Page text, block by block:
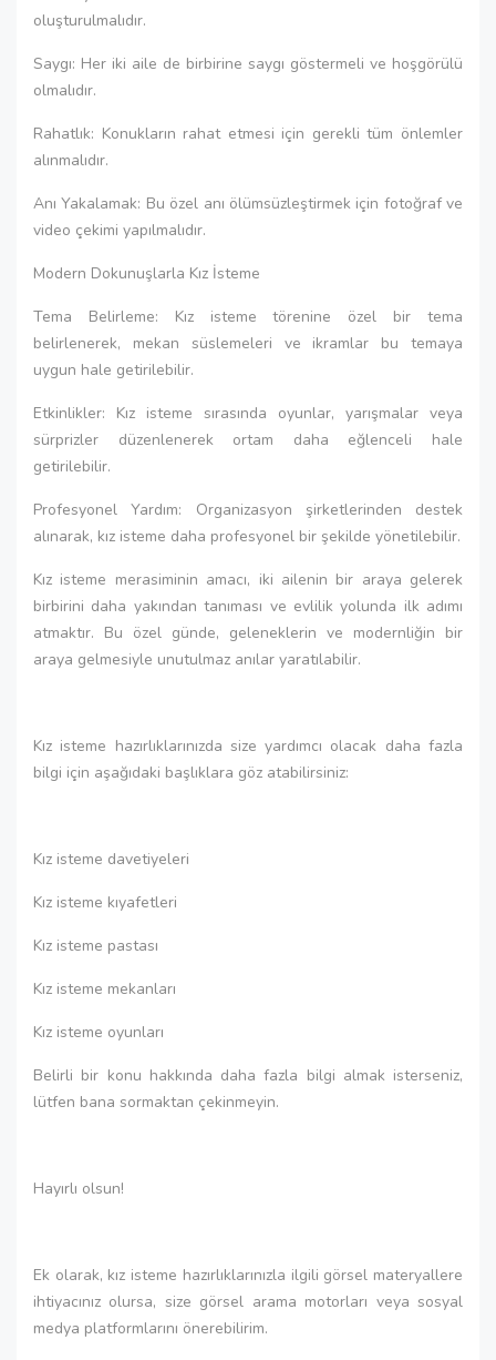
oluşturulmalıdır.
Saygı: Her iki aile de birbirine saygı göstermeli ve hoşgörülü
olmalıdır.
Rahatlık: Konukların rahat etmesi için gerekli tüm önlemler
alınmalıdır.
Anı Yakalamak: Bu özel anı ölümsüzleştirmek için fotoğraf ve
video çekimi yapılmalıdır.
Modern Dokunuşlarla Kız İsteme
Tema Belirleme: Kız isteme törenine özel bir tema
belirlenerek, mekan süslemeleri ve ikramlar bu temaya
uygun hale getirilebilir.
Etkinlikler: Kız isteme sırasında oyunlar, yarışmalar veya
sürprizler düzenlenerek ortam daha eğlenceli hale
getirilebilir.
Profesyonel Yardım: Organizasyon şirketlerinden destek
alınarak, kız isteme daha profesyonel bir şekilde yönetilebilir.
Kız isteme merasiminin amacı, iki ailenin bir araya gelerek
birbirini daha yakından tanıması ve evlilik yolunda ilk adımı
atmaktır. Bu özel günde, geleneklerin ve modernliğin bir
araya gelmesiyle unutulmaz anılar yaratılabilir.
Kız isteme hazırlıklarınızda size yardımcı olacak daha fazla
bilgi için aşağıdaki başlıklara göz atabilirsiniz:
Kız isteme davetiyeleri
Kız isteme kıyafetleri
Kız isteme pastası
Kız isteme mekanları
Kız isteme oyunları
Belirli bir konu hakkında daha fazla bilgi almak isterseniz,
lütfen bana sormaktan çekinmeyin.
Hayırlı olsun!
Ek olarak, kız isteme hazırlıklarınızla ilgili görsel materyallere
ihtiyacınız olursa, size görsel arama motorları veya sosyal
medya platformlarını önerebilirim.